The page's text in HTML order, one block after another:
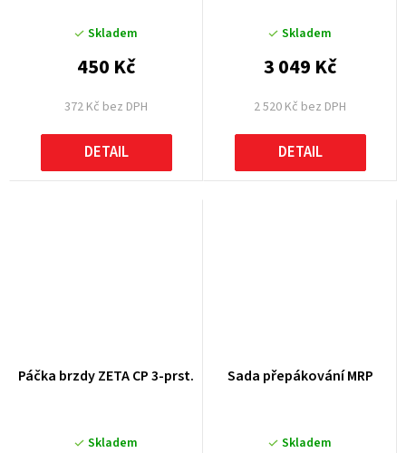
Skladem
372 Kč bez DPH
450 Kč
DETAIL
Skladem
2 520 Kč bez DPH
3 049 Kč
DETAIL
Páčka brzdy ZETA CP 3-prst.
Skladem
Sada přepákování MRP
Skladem